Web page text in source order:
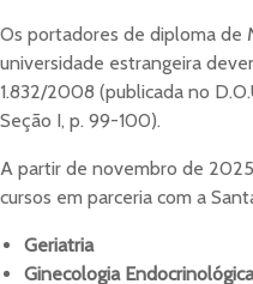
Os portadores de diploma de
universidade estrangeira
1.832/2008 (publicada no
Seção I, p. 99-100).
A partir de novembro de
cursos em parceria com a
Geriatria
Ginecologia Endocrinológica